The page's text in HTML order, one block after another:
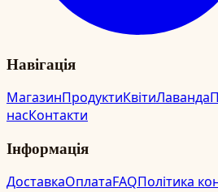
Навігація
МагазинПродуктиКвітиЛаванда
насКонтакти
Інформація
ДоставкаОплатаFAQПолітика